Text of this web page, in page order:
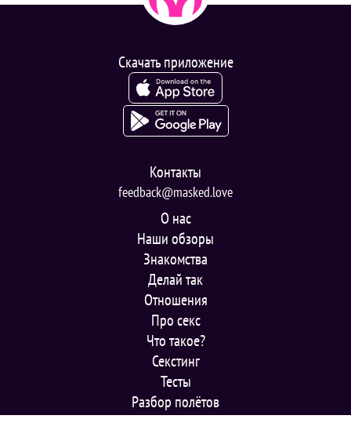
Скачать приложение
Контакты
feedback@masked.love
О нас
Наши обзоры
Знакомства
Делай так
Отношения
Про секс
Что такое?
Секстинг
Тесты
Разбор полётов